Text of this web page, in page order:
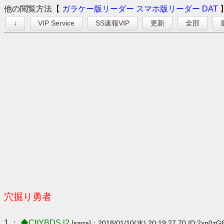
他の閲覧方法【 ガラケー版リーダー スマホ版リーダー DAT 】
↓ VIP Service SS速報VIP 更新 全部
穴掘り勇者